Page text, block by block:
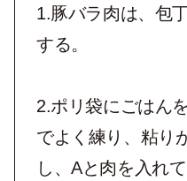
1.豚バラ肉は、包
する。
2.ポリ袋にごはん
でよく練り、粘り
し、Aと肉を入れ